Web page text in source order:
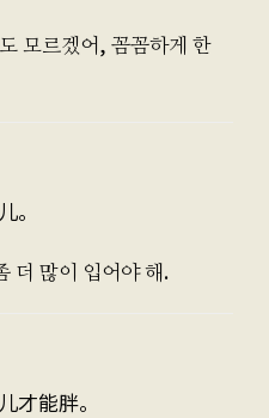
모르겠어, 꼼꼼하게 한
。
더 많이 입어야 해.
才能胖。